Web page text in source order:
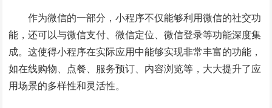
作为微信的一部分，小程序不仅能够利用微信的社交功
能，还可以与微信支付、微信定位、微信登录等功能深度集
成。这使得小程序在实际应用中能够实现非常丰富的功能，
如在线购物、点餐、服务预订、内容浏览等，大大提升了应
用场景的多样性和灵活性。